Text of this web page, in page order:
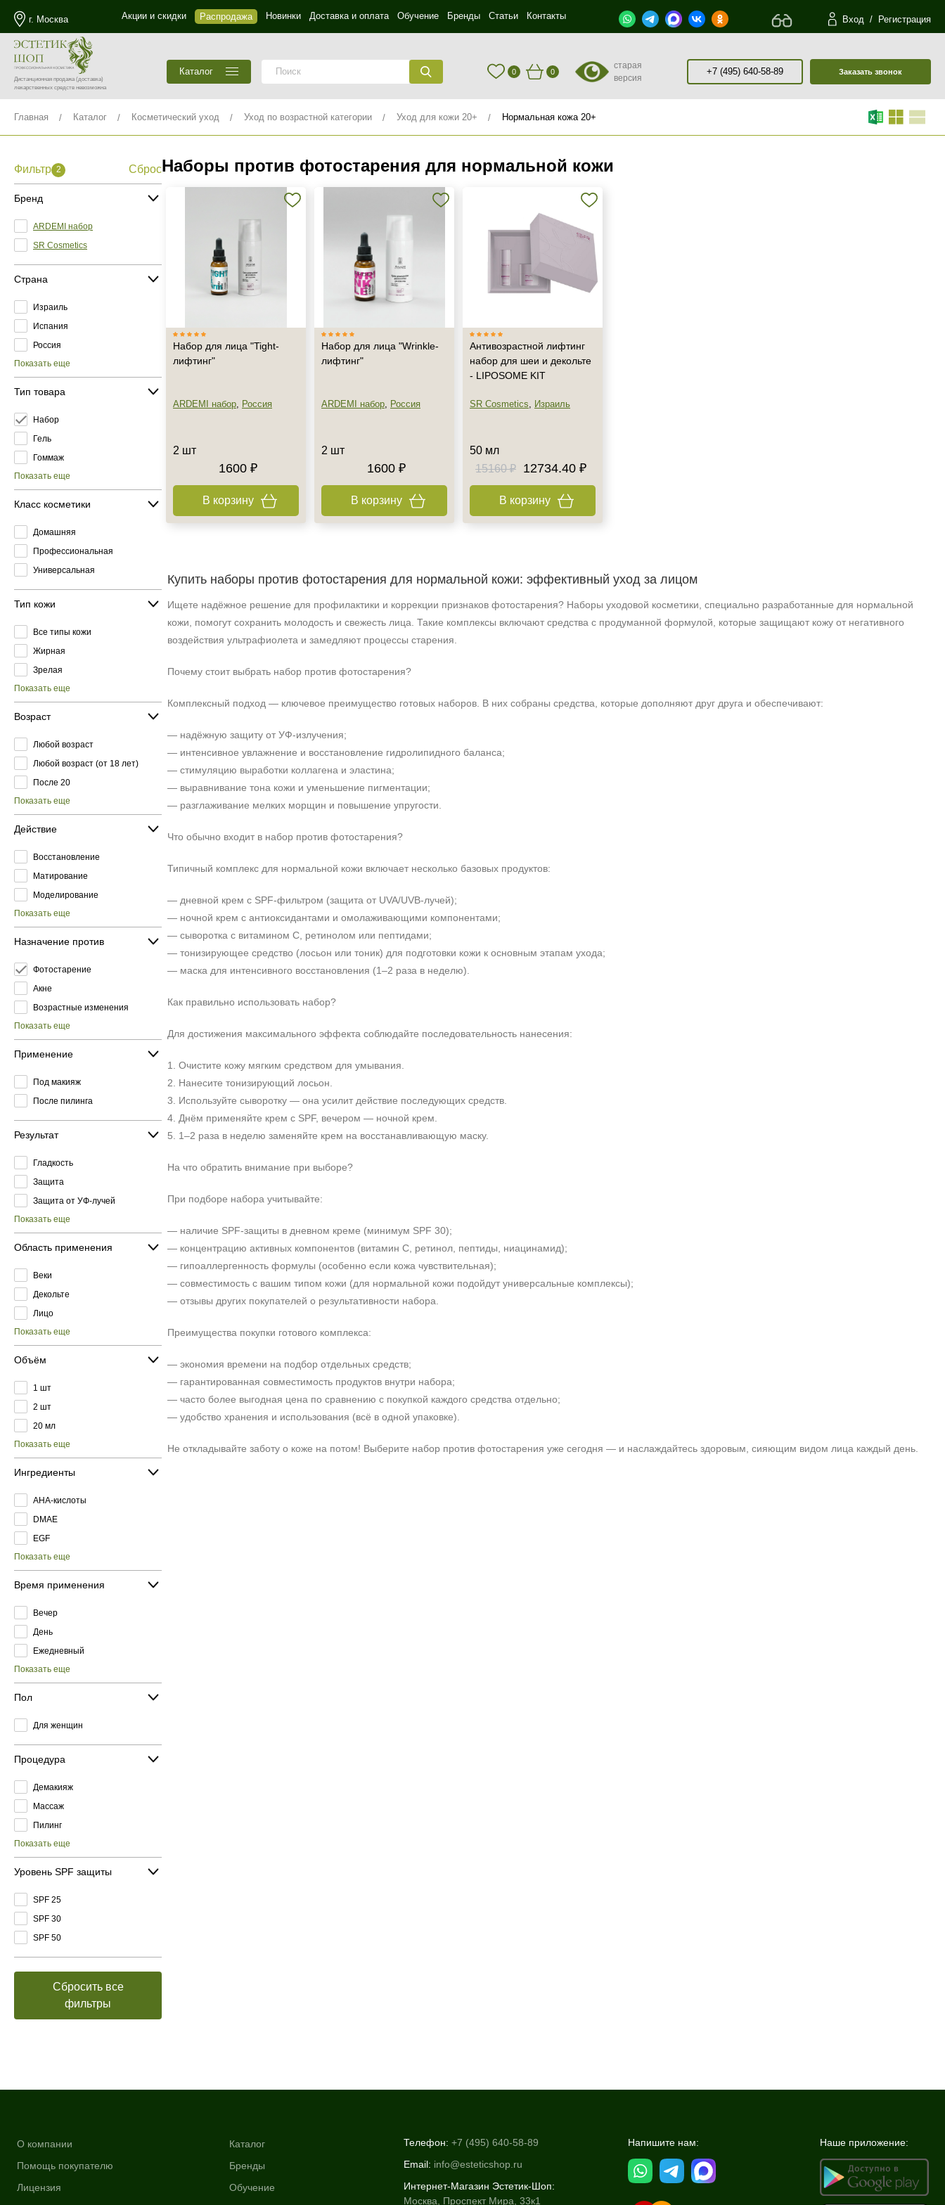
г. Москва Акции и скидки Распродажа Новинки Доставка и оплата Обучение Бренды Статьи Контакты Вход / Регистрация
Дистанционная продажа(доставка)
лекарственных средств невозможна
Каталог 0 0
старая
версия
+7 (495) 640-58-89 Заказать звонок
Главная Каталог Косметический уход Уход по возрастной категории Уход для кожи 20+ Нормальная кожа 20+
Фильтр 2 Сброс
Бренд
ARDEMI набор
SR Cosmetics
Страна
Израиль
Испания
Россия
Показать еще
Тип товара
Набор
Гель
Гоммаж
Показать еще
Класс косметики
Домашняя
Профессиональная
Универсальная
Тип кожи
Все типы кожи
Жирная
Зрелая
Показать еще
Возраст
Любой возраст
Любой возраст (от 18 лет)
После 20
Показать еще
Действие
Восстановление
Матирование
Моделирование
Показать еще
Назначение против
Фотостарение
Акне
Возрастные изменения
Показать еще
Применение
Под макияж
После пилинга
Результат
Гладкость
Защита
Защита от УФ-лучей
Показать еще
Область применения
Веки
Декольте
Лицо
Показать еще
Объём
1 шт
2 шт
20 мл
Показать еще
Ингредиенты
AHA-кислоты
DMAE
EGF
Показать еще
Время применения
Вечер
День
Ежедневный
Показать еще
Пол
Для женщин
Процедура
Демакияж
Массаж
Пилинг
Показать еще
Уровень SPF защиты
SPF 25
SPF 30
SPF 50
Сбросить все
фильтры
Наборы против фотостарения для нормальной кожи
Набор для лица "Tight-
лифтинг"
ARDEMI набор, Россия
2 шт
1600 ₽
В корзину
Набор для лица "Wrinkle-
лифтинг"
ARDEMI набор, Россия
2 шт
1600 ₽
В корзину
Антивозрастной лифтинг
набор для шеи и декольте
- LIPOSOME KIT
SR Cosmetics, Израиль
50 мл
15160 ₽
12734.40 ₽
В корзину
Купить наборы против фотостарения для нормальной кожи: эффективный уход за лицом
Ищете надёжное решение для профилактики и коррекции признаков фотостарения? Наборы уходовой косметики, специально разработанные для нормальной
кожи, помогут сохранить молодость и свежесть лица. Такие комплексы включают средства с продуманной формулой, которые защищают кожу от негативного
воздействия ультрафиолета и замедляют процессы старения.
Почему стоит выбрать набор против фотостарения?
Комплексный подход — ключевое преимущество готовых наборов. В них собраны средства, которые дополняют друг друга и обеспечивают:
— надёжную защиту от УФ-излучения;
— интенсивное увлажнение и восстановление гидролипидного баланса;
— стимуляцию выработки коллагена и эластина;
— выравнивание тона кожи и уменьшение пигментации;
— разглаживание мелких морщин и повышение упругости.
Что обычно входит в набор против фотостарения?
Типичный комплекс для нормальной кожи включает несколько базовых продуктов:
— дневной крем с SPF-фильтром (защита от UVA/UVB-лучей);
— ночной крем с антиоксидантами и омолаживающими компонентами;
— сыворотка с витамином С, ретинолом или пептидами;
— тонизирующее средство (лосьон или тоник) для подготовки кожи к основным этапам ухода;
— маска для интенсивного восстановления (1–2 раза в неделю).
Как правильно использовать набор?
Для достижения максимального эффекта соблюдайте последовательность нанесения:
1. Очистите кожу мягким средством для умывания.
2. Нанесите тонизирующий лосьон.
3. Используйте сыворотку — она усилит действие последующих средств.
4. Днём применяйте крем с SPF, вечером — ночной крем.
5. 1–2 раза в неделю заменяйте крем на восстанавливающую маску.
На что обратить внимание при выборе?
При подборе набора учитывайте:
— наличие SPF-защиты в дневном креме (минимум SPF 30);
— концентрацию активных компонентов (витамин С, ретинол, пептиды, ниацинамид);
— гипоаллергенность формулы (особенно если кожа чувствительная);
— совместимость с вашим типом кожи (для нормальной кожи подойдут универсальные комплексы);
— отзывы других покупателей о результативности набора.
Преимущества покупки готового комплекса:
— экономия времени на подбор отдельных средств;
— гарантированная совместимость продуктов внутри набора;
— часто более выгодная цена по сравнению с покупкой каждого средства отдельно;
— удобство хранения и использования (всё в одной упаковке).
Не откладывайте заботу о коже на потом! Выберите набор против фотостарения уже сегодня — и наслаждайтесь здоровым, сияющим видом лица каждый день.
О компании
Помощь покупателю
Лицензия
Каталог
Бренды
Обучение
Телефон: +7 (495) 640-58-89
Email: info@esteticshop.ru
Интернет-Магазин Эстетик-Шоп:
Москва, Проспект Мира, 33к1
Напишите нам: Наше приложение: